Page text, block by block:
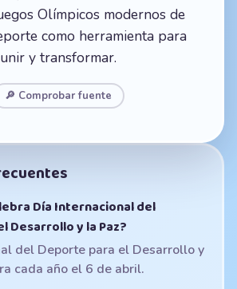
Olímpicos modernos de
como herramienta para
unir y transformar.
🔎 Comprobar fuente
Día Internacional del
Desarrollo y la Paz?
del Deporte para el Desarrollo y
cada año el 6 de abril.